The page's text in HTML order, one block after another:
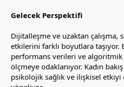
Gelecek Perspektifi
Dijitalleşme ve uzaktan çalışma,
etkilerini farklı boyutlara taşıyor.
performans verileri ve algoritmik
ölçmeye odaklanıyor. Kadın bakış
psikolojik sağlık ve ilişkisel